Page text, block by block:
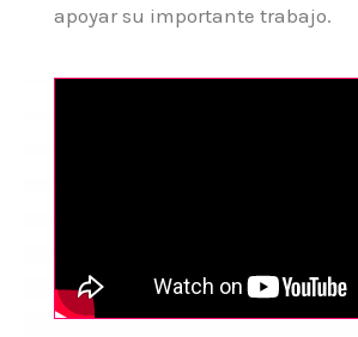
apoyar su importante trabajo.